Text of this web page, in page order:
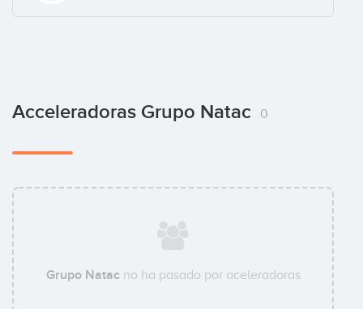
Acceleradoras Grupo Natac 0
Grupo Natac no ha pasado por aceleradoras